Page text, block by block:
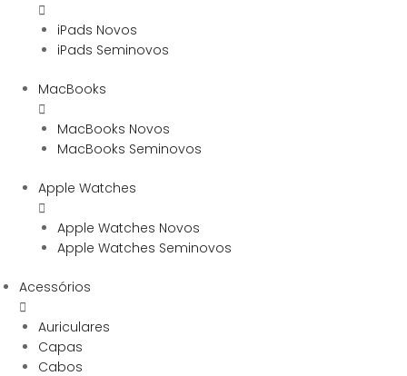
iPads Novos
iPads Seminovos
MacBooks
MacBooks Novos
MacBooks Seminovos
Apple Watches
Apple Watches Novos
Apple Watches Seminovos
Acessórios
Auriculares
Capas
Cabos